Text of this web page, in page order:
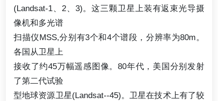
(Landsat-1、2、3)。这三颗卫星上装有返束光导摄
像机和多光谱
扫描仪MSS,分别有3个和4个谱段，分辨率为80m。
各国从卫星上
接收了约45万幅遥感图像。80年代，美国分别发射
了第二代试验
型地球资源卫星(Landsat--45)。卫星在技术上有了较